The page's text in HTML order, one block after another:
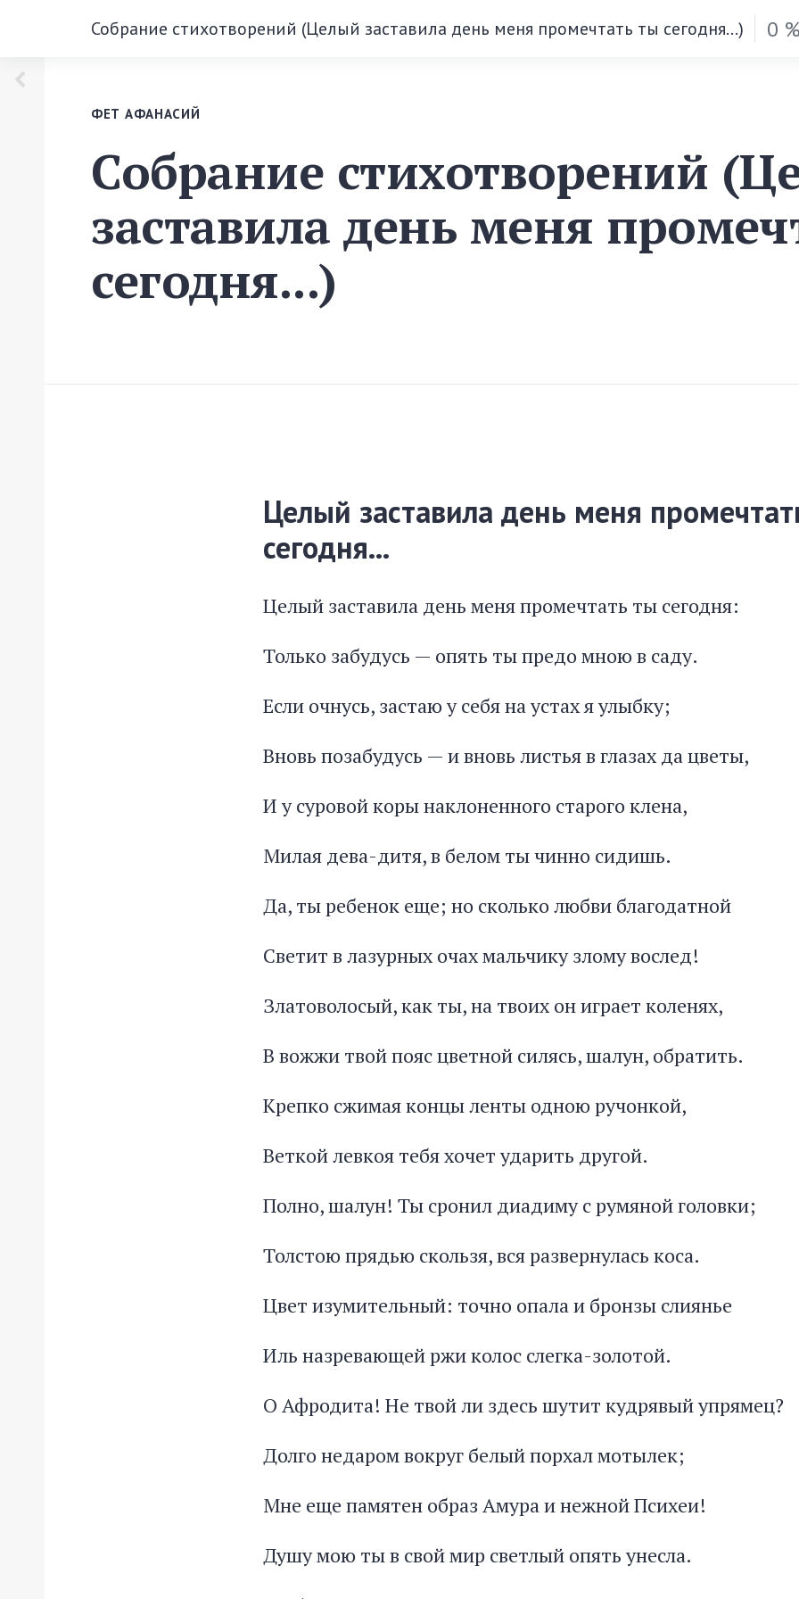
Собрание стихотворений (Целый заставила день меня промечтать ты сегодня...) 0
ФЕТ АФАНАСИЙ
Собрание стихотворений
заставила день меня
сегодня...)
Целый заставила день меня
сегодня...
Целый заставила день меня промечтать ты сегодня:
Только забудусь — опять ты предо мною в саду.
Если очнусь, застаю у себя на устах я улыбку;
Вновь позабудусь — и вновь листья в глазах да цветы,
И у суровой коры наклоненного старого клена,
Милая дева-дитя, в белом ты чинно сидишь.
Да, ты ребенок еще; но сколько любви благодатной
Светит в лазурных очах мальчику злому вослед!
Златоволосый, как ты, на твоих он играет коленях,
В вожжи твой пояс цветной силясь, шалун, обратить.
Крепко сжимая концы ленты одною ручонкой,
Веткой левкоя тебя хочет ударить другой.
Полно, шалун! Ты сронил диадиму с румяной головки;
Толстою прядью скользя, вся развернулась коса.
Цвет изумительный: точно опала и бронзы слиянье
Иль назревающей ржи колос слегка-золотой.
О Афродита! Не твой ли здесь шутит кудрявый упрямец?
Долго недаром вокруг белый порхал мотылек;
Мне еще памятен образ Амура и нежной Психеи!
Душу мою ты в свой мир светлый опять унесла.